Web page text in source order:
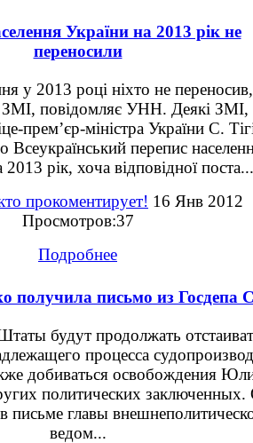
України на 2013 рік не
переносили
у 2013 році ніхто не
ЗМІ, повідомляє УНН. Деякі ЗМІ,
прем’єр-міністра України С.
перепис
2013 рік, хоча відповідної поста...
прокоментирует! 16 Янв 2012
Просмотров:37
Подробнее
получила письмо из
будут продолжать
процесса
добиваться освобождения
политических заключенных.
письме главы
ведом...